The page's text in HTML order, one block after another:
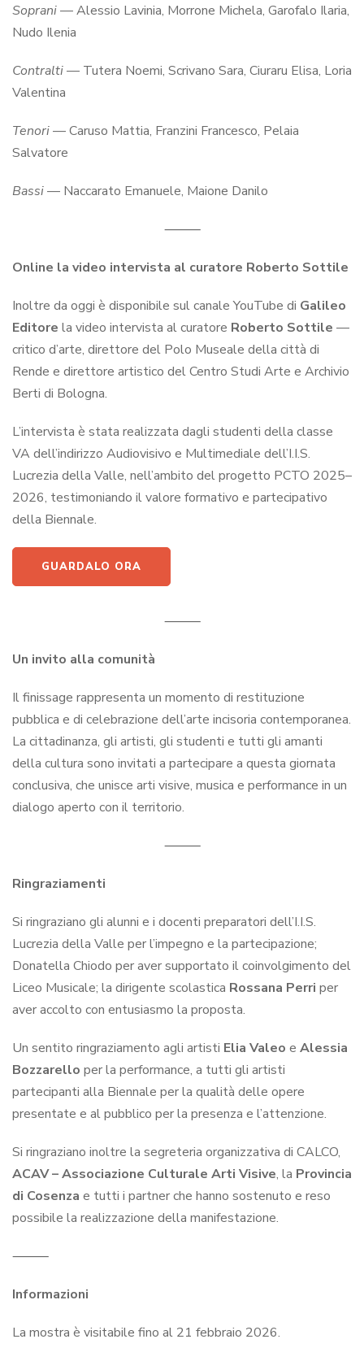
Soprani— Alessio Lavinia, Morrone Michela, Garofalo Ilaria,
Nudo Ilenia
Contralti— Tutera Noemi, Scrivano Sara, Ciuraru Elisa, Loria
Valentina
Tenori— Caruso Mattia, Franzini Francesco, Pelaia
Salvatore
Bassi— Naccarato Emanuele, Maione Danilo
⸻
Online la video intervista al curatore Roberto Sottile
Inoltre da oggi è disponibile sul canale YouTube di Galileo
Editore la video intervista al curatore Roberto Sottile —
critico d’arte, direttore del Polo Museale della città di
Rende e direttore artistico del Centro Studi Arte e Archivio
Berti di Bologna.
L’intervista è stata realizzata dagli studenti della classe
VA dell’indirizzo Audiovisivo e Multimediale dell’I.I.S.
Lucrezia della Valle, nell’ambito del progetto PCTO 2025–
2026, testimoniando il valore formativo e partecipativo
della Biennale.
GUARDALO ORA
⸻
Un invito alla comunità
Il finissage rappresenta un momento di restituzione
pubblica e di celebrazione dell’arte incisoria contemporanea.
La cittadinanza, gli artisti, gli studenti e tutti gli amanti
della cultura sono invitati a partecipare a questa giornata
conclusiva, che unisce arti visive, musica e performance in un
dialogo aperto con il territorio.
⸻
Ringraziamenti
Si ringraziano gli alunni e i docenti preparatori dell’I.I.S.
Lucrezia della Valle per l’impegno e la partecipazione;
Donatella Chiodo per aver supportato il coinvolgimento del
Liceo Musicale; la dirigente scolastica Rossana Perri per
aver accolto con entusiasmo la proposta.
Un sentito ringraziamento agli artisti Elia Valeo e Alessia
Bozzarello per la performance, a tutti gli artisti
partecipanti alla Biennale per la qualità delle opere
presentate e al pubblico per la presenza e l’attenzione.
Si ringraziano inoltre la segreteria organizzativa di CALCO,
ACAV – Associazione Culturale Arti Visive, la Provincia
di Cosenza e tutti i partner che hanno sostenuto e reso
possibile la realizzazione della manifestazione.
⸻
Informazioni
La mostra è visitabile fino al 21 febbraio 2026.